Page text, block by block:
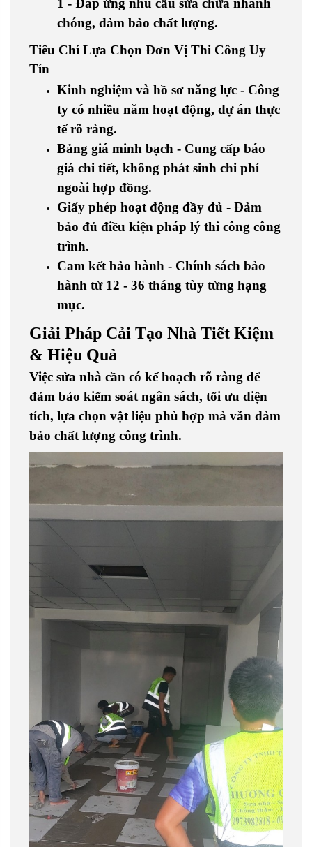
1 - Đáp ứng nhu cầu sửa chữa nhanh
chóng, đảm bảo chất lượng.
Tiêu Chí Lựa Chọn Đơn Vị Thi Công Uy
Tín
Kinh nghiệm và hồ sơ năng lực - Công
ty có nhiều năm hoạt động, dự án thực
tế rõ ràng.
Bảng giá minh bạch - Cung cấp báo
giá chi tiết, không phát sinh chi phí
ngoài hợp đồng.
Giấy phép hoạt động đầy đủ - Đảm
bảo đủ điều kiện pháp lý thi công công
trình.
Cam kết bảo hành - Chính sách bảo
hành từ 12 - 36 tháng tùy từng hạng
mục.
Giải Pháp Cải Tạo Nhà Tiết Kiệm
& Hiệu Quả
Việc sửa nhà cần có kế hoạch rõ ràng để
đảm bảo kiểm soát ngân sách, tối ưu diện
tích, lựa chọn vật liệu phù hợp mà vẫn đảm
bảo chất lượng công trình.